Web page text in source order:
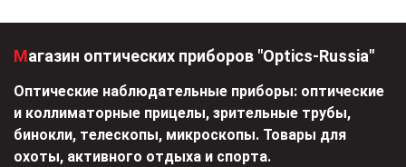
Магазин оптических приборов "Optics-Russia"
Оптические наблюдательные приборы: оптические
и коллиматорные прицелы, зрительные трубы,
бинокли, телескопы, микроскопы. Товары для
охоты, активного отдыха и спорта.